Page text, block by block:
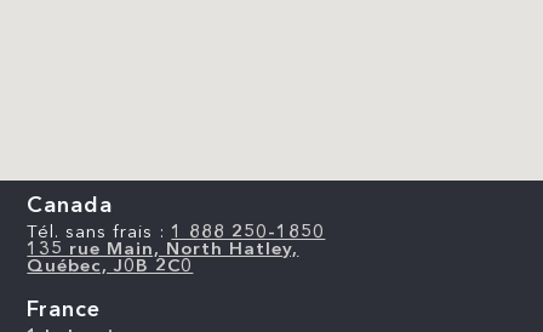
Canada
Tél. sans frais : 1 888 250-1850
135 rue Main, North Hatley,
Québec, J0B 2C0
France